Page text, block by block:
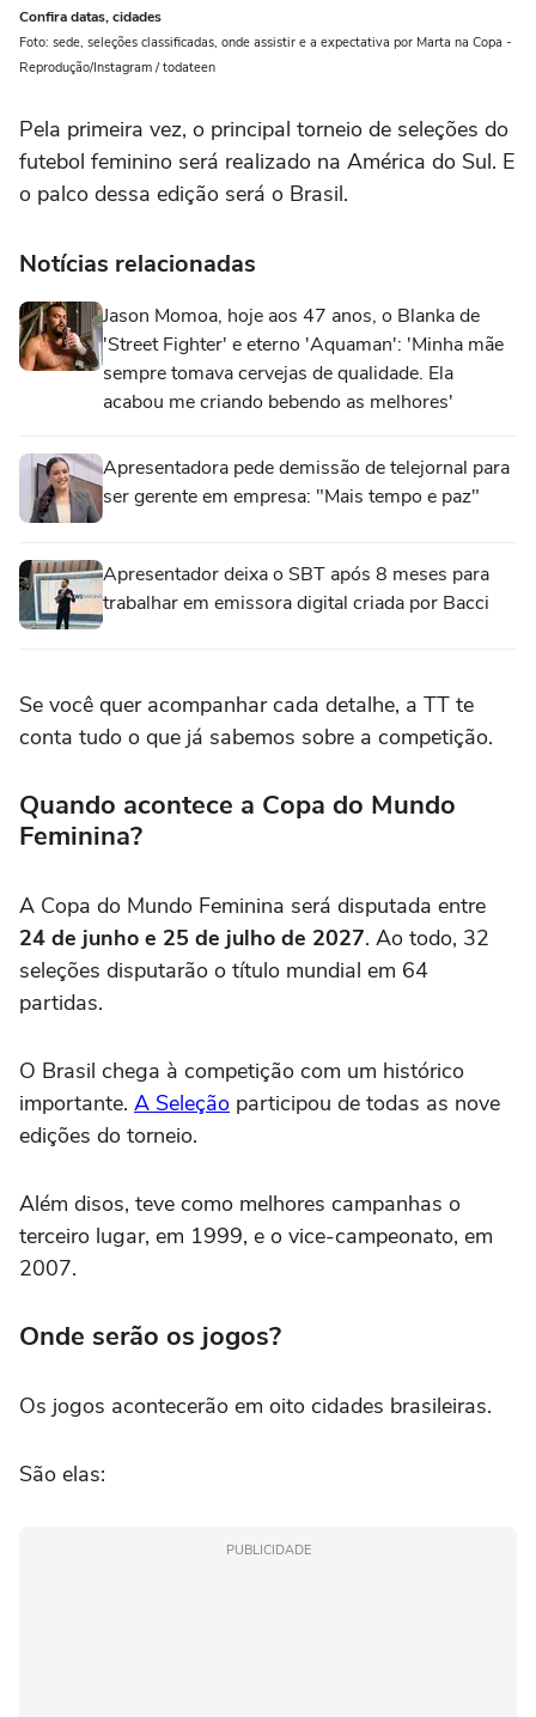
Confira datas, cidades
Foto: sede, seleções classificadas, onde assistir e a expectativa por Marta na Copa -
Reprodução/Instagram / todateen
Pela primeira vez, o principal torneio de seleções do
futebol feminino será realizado na América do Sul. E
o palco dessa edição será o Brasil.
Notícias relacionadas
Jason Momoa, hoje aos 47 anos, o Blanka de
'Street Fighter' e eterno 'Aquaman': 'Minha mãe
sempre tomava cervejas de qualidade. Ela
acabou me criando bebendo as melhores'
Apresentadora pede demissão de telejornal para
ser gerente em empresa: "Mais tempo e paz"
Apresentador deixa o SBT após 8 meses para
trabalhar em emissora digital criada por Bacci
Se você quer acompanhar cada detalhe, a TT te
conta tudo o que já sabemos sobre a competição.
Quando acontece a Copa do Mundo
Feminina?
A Copa do Mundo Feminina será disputada entre
24 de junho e 25 de julho de 2027. Ao todo, 32
seleções disputarão o título mundial em 64
partidas.
O Brasil chega à competição com um histórico
importante. A Seleção participou de todas as nove
edições do torneio.
Além disos, teve como melhores campanhas o
terceiro lugar, em 1999, e o vice-campeonato, em
2007.
Onde serão os jogos?
Os jogos acontecerão em oito cidades brasileiras.
São elas:
PUBLICIDADE